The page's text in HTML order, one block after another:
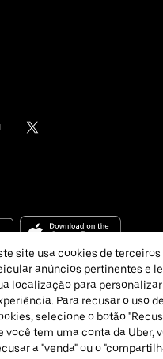
Inc.
site usa cookies de terceiros
anúncios pertinentes e
localização para personalizar
Para recusar o uso
selecione o botão
você tem uma conta da Uber,
a "venda" ou o